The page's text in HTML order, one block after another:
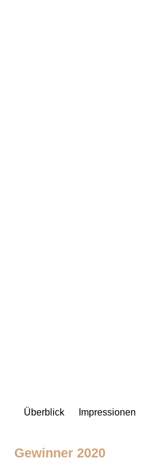
Überblick Impressionen
Gewinner 2020